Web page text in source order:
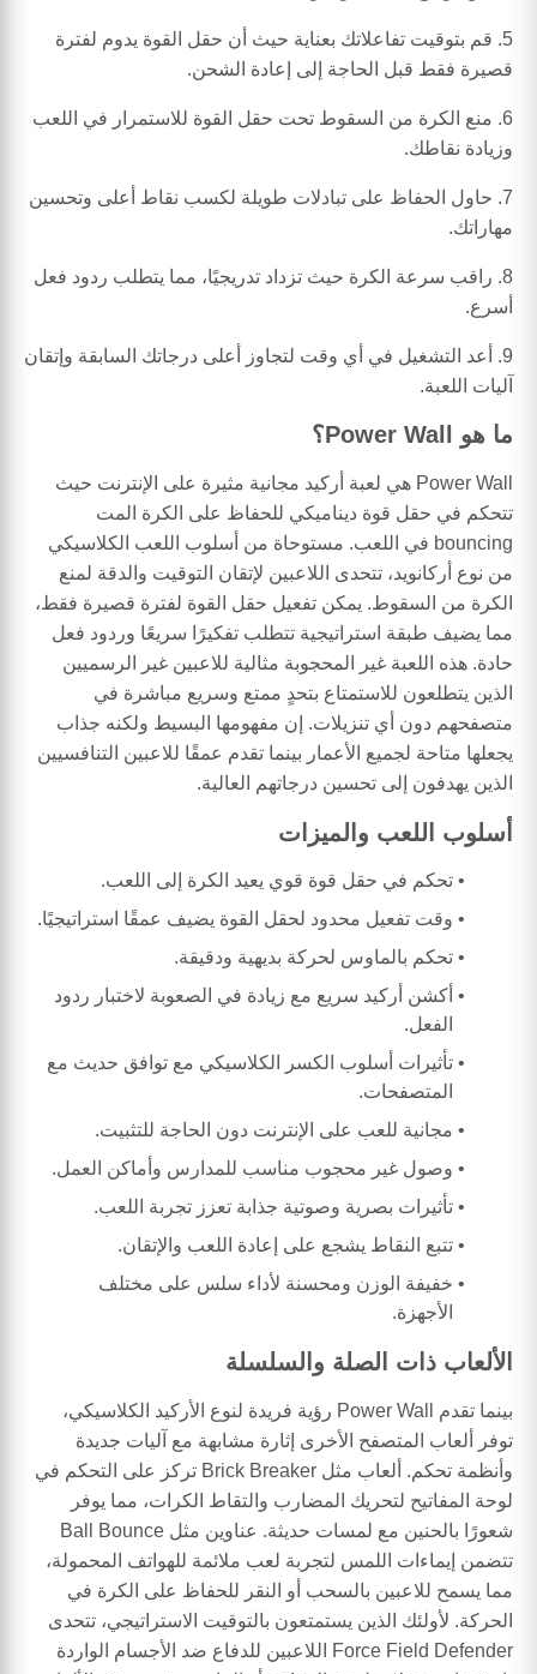
5. قم بتوقيت تفاعلاتك بعناية حيث أن حقل القوة يدوم لفترة
قصيرة فقط قبل الحاجة إلى إعادة الشحن.
6. منع الكرة من السقوط تحت حقل القوة للاستمرار في اللعب
وزيادة نقاطك.
7. حاول الحفاظ على تبادلات طويلة لكسب نقاط أعلى وتحسين
مهاراتك.
8. راقب سرعة الكرة حيث تزداد تدريجيًا، مما يتطلب ردود فعل
أسرع.
9. أعد التشغيل في أي وقت لتجاوز أعلى درجاتك السابقة وإتقان
آليات اللعبة.
ما هو Power Wall؟
Power Wall هي لعبة أركيد مجانية مثيرة على الإنترنت حيث
تتحكم في حقل قوة ديناميكي للحفاظ على الكرة المت
bouncing في اللعب. مستوحاة من أسلوب اللعب الكلاسيكي
من نوع أركانويد، تتحدى اللاعبين لإتقان التوقيت والدقة لمنع
الكرة من السقوط. يمكن تفعيل حقل القوة لفترة قصيرة فقط،
مما يضيف طبقة استراتيجية تتطلب تفكيرًا سريعًا وردود فعل
حادة. هذه اللعبة غير المحجوبة مثالية للاعبين غير الرسميين
الذين يتطلعون للاستمتاع بتحدٍ ممتع وسريع مباشرة في
متصفحهم دون أي تنزيلات. إن مفهومها البسيط ولكنه جذاب
يجعلها متاحة لجميع الأعمار بينما تقدم عمقًا للاعبين التنافسيين
الذين يهدفون إلى تحسين درجاتهم العالية.
أسلوب اللعب والميزات
تحكم في حقل قوة قوي يعيد الكرة إلى اللعب.
وقت تفعيل محدود لحقل القوة يضيف عمقًا استراتيجيًا.
تحكم بالماوس لحركة بديهية ودقيقة.
أكشن أركيد سريع مع زيادة في الصعوبة لاختبار ردود
الفعل.
تأثيرات أسلوب الكسر الكلاسيكي مع توافق حديث مع
المتصفحات.
مجانية للعب على الإنترنت دون الحاجة للتثبيت.
وصول غير محجوب مناسب للمدارس وأماكن العمل.
تأثيرات بصرية وصوتية جذابة تعزز تجربة اللعب.
تتبع النقاط يشجع على إعادة اللعب والإتقان.
خفيفة الوزن ومحسنة لأداء سلس على مختلف
الأجهزة.
الألعاب ذات الصلة والسلسلة
بينما تقدم Power Wall رؤية فريدة لنوع الأركيد الكلاسيكي،
توفر ألعاب المتصفح الأخرى إثارة مشابهة مع آليات جديدة
وأنظمة تحكم. ألعاب مثل Brick Breaker تركز على التحكم في
لوحة المفاتيح لتحريك المضارب والتقاط الكرات، مما يوفر
شعورًا بالحنين مع لمسات حديثة. عناوين مثل Ball Bounce
تتضمن إيماءات اللمس لتجربة لعب ملائمة للهواتف المحمولة،
مما يسمح للاعبين بالسحب أو النقر للحفاظ على الكرة في
الحركة. لأولئك الذين يستمتعون بالتوقيت الاستراتيجي، تتحدى
Force Field Defender اللاعبين للدفاع ضد الأجسام الواردة